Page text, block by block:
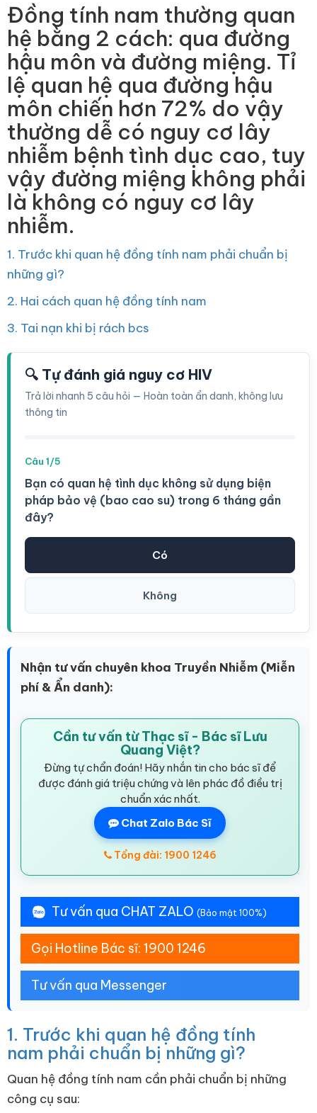
Đồng tính nam thường quan
hệ bằng 2 cách: qua đường
hậu môn và đường miệng. Tỉ
lệ quan hệ qua đường hậu
môn chiến hơn 72% do vậy
thường dễ có nguy cơ lây
nhiễm bệnh tình dục cao, tuy
vậy đường miệng không phải
là không có nguy cơ lây
nhiễm.
1. Trước khi quan hệ đồng tính nam phải chuẩn bị
những gì?
2. Hai cách quan hệ đồng tính nam
3. Tai nạn khi bị rách bcs
🔍 Tự đánh giá nguy cơ HIV
Trả lời nhanh 5 câu hỏi — Hoàn toàn ẩn danh, không lưu
thông tin
Câu 1/5
Bạn có quan hệ tình dục không sử dụng biện
pháp bảo vệ (bao cao su) trong 6 tháng gần
đây?
Có
Không
Nhận tư vấn chuyên khoa Truyền Nhiễm (Miễn
phí & Ẩn danh):
Cần tư vấn từ Thạc sĩ - Bác sĩ Lưu
Quang Việt?
Đừng tự chẩn đoán! Hãy nhắn tin cho bác sĩ để
được đánh giá triệu chứng và lên phác đồ điều trị
chuẩn xác nhất.
Chat Zalo Bác Sĩ
Tổng đài: 1900 1246
Tư vấn qua CHAT ZALO (Bảo mật 100%)
Gọi Hotline Bác sĩ: 1900 1246
Tư vấn qua Messenger
1. Trước khi quan hệ đồng tính
nam phải chuẩn bị những gì?
Quan hệ đồng tính nam cần phải chuẩn bị những
công cụ sau: